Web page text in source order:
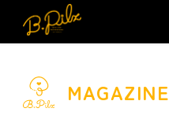
MAGAZINE